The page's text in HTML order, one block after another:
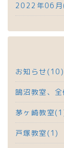
2022年06
お知らせ(10)
鵠沼教室、
茅ヶ崎教室
戸塚教室(1)